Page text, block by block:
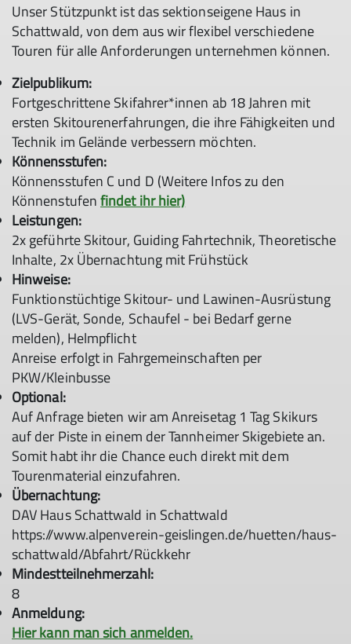
Unser Stützpunkt ist das sektionseigene Haus in
Schattwald, von dem aus wir flexibel verschiedene
Touren für alle Anforderungen unternehmen können.
Zielpublikum:
Fortgeschrittene Skifahrer*innen ab 18 Jahren mit
ersten Skitourenerfahrungen, die ihre Fähigkeiten und
Technik im Gelände verbessern möchten.
Könnensstufen:
Könnensstufen C und D (Weitere Infos zu den
Könnenstufenfindet ihr hier)
Leistungen:
2x geführte Skitour, Guiding Fahrtechnik, Theoretische
Inhalte, 2x Übernachtung mit Frühstück
Hinweise:
Funktionstüchtige Skitour- und Lawinen-Ausrüstung
(LVS-Gerät, Sonde, Schaufel - bei Bedarf gerne
melden), Helmpflicht
Anreise erfolgt in Fahrgemeinschaften per
PKW/Kleinbusse
Optional:
Auf Anfrage bieten wir am Anreisetag 1 Tag Skikurs
auf der Piste in einem der Tannheimer Skigebiete an.
Somit habt ihr die Chance euch direkt mit dem
Tourenmaterial einzufahren.
Übernachtung:
DAV Haus Schattwald in Schattwald
https://www.alpenverein-geislingen.de/huetten/haus-
schattwald/Abfahrt/Rückkehr
Mindestteilnehmerzahl:
8
Anmeldung:
Hier kann man sich anmelden.